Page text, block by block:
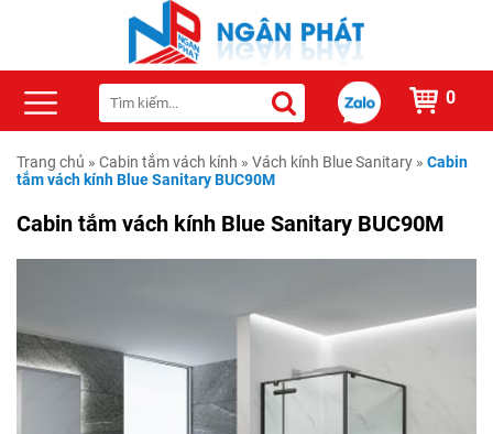
0
Trang chủ » Cabin tắm vách kính » Vách kính Blue Sanitary » Cabin
tắm vách kính Blue Sanitary BUC90M
Cabin tắm vách kính Blue Sanitary BUC90M